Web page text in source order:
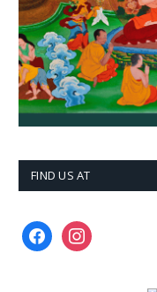
FIND US AT
facebookinstagram